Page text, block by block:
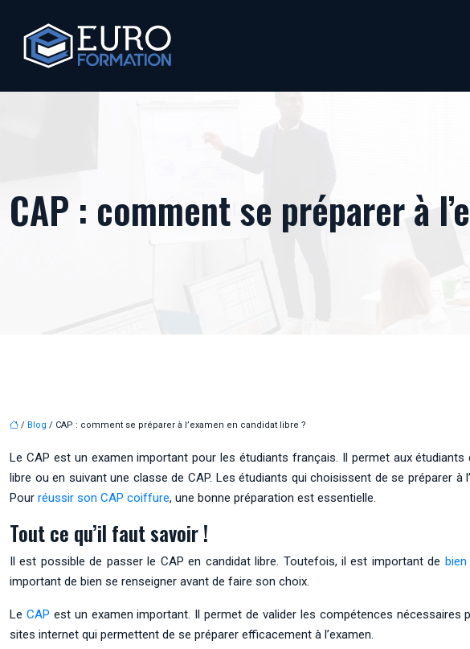
CAP : comment se préparer à
/ Blog / CAP : comment se préparer à l’examen en candidat libre ?
Le CAP est un examen important pour les étudiants français. Il permet aux
libre ou en suivant une classe de CAP. Les étudiants qui choisissent de se préparer
Pour réussir son CAP coiffure, une bonne préparation est essentielle.
Tout ce qu’il faut savoir !
Il est possible de passer le CAP en candidat libre. Toutefois, il est important de
important de bien se renseigner avant de faire son choix.
Le CAP est un examen important. Il permet de valider les compétences
sites internet qui permettent de se préparer efficacement à l’examen.